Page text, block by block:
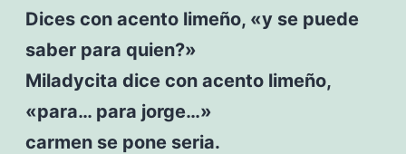
Dices con acento limeño, «y se puede
saber para quien?»
Miladycita dice con acento limeño,
«para… para jorge…»
carmen se pone seria.